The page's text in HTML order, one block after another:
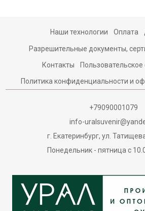
Наши технологии Оплата
Разрешительные документы,
Контакты
Политика конфиденциальности и
+79090001079
info-
г. Екатеринбург, ул.
Понедельник - пятница с